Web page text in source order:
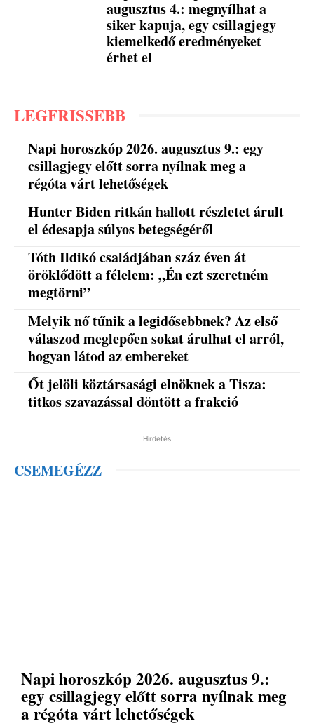
augusztus 4.: megnyílhat a
siker kapuja, egy csillagjegy
kiemelkedő eredményeket
érhet el
LEGFRISSEBB
Napi horoszkóp 2026. augusztus 9.: egy
csillagjegy előtt sorra nyílnak meg a
régóta várt lehetőségek
Hunter Biden ritkán hallott részletet árult
el édesapja súlyos betegségéről
Tóth Ildikó családjában száz éven át
öröklődött a félelem: „Én ezt szeretném
megtörni”
Melyik nő tűnik a legidősebbnek? Az első
válaszod meglepően sokat árulhat el arról,
hogyan látod az embereket
Őt jelöli köztársasági elnöknek a Tisza:
titkos szavazással döntött a frakció
Hirdetés
CSEMEGÉZZ
Napi horoszkóp 2026. augusztus 9.:
egy csillagjegy előtt sorra nyílnak meg
a régóta várt lehetőségek